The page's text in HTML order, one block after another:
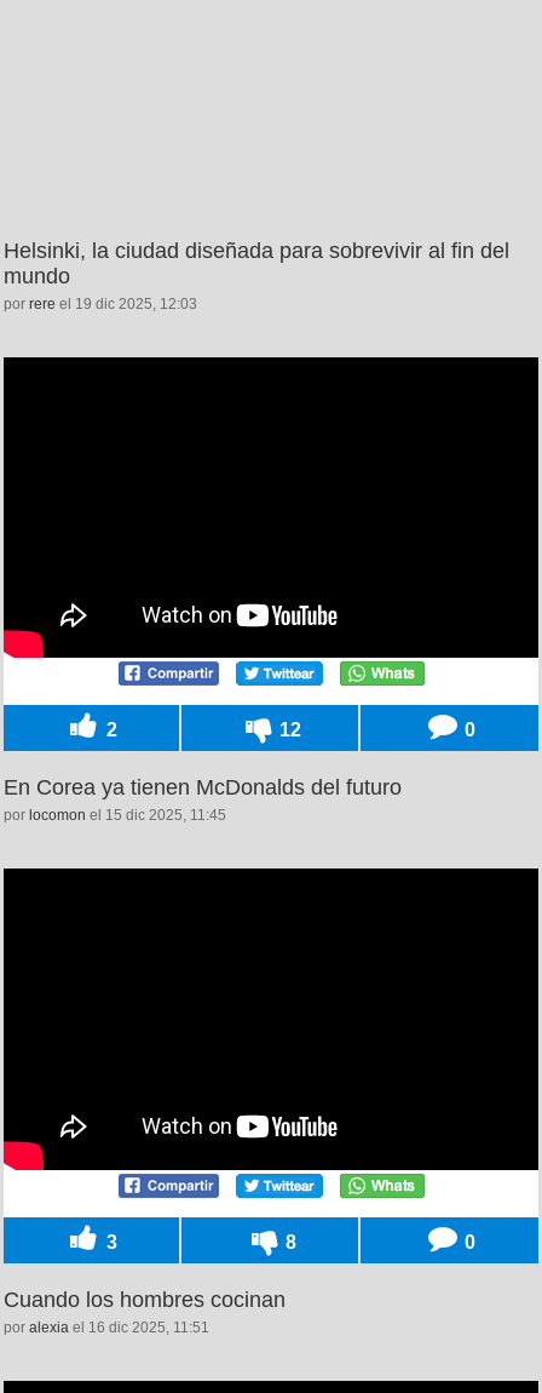
Helsinki, la ciudad diseñada para sobrevivir al fin del
mundo
por rere el 19 dic 2025, 12:03
2 12 0
En Corea ya tienen McDonalds del futuro
por locomon el 15 dic 2025, 11:45
3 8 0
Cuando los hombres cocinan
por alexia el 16 dic 2025, 11:51